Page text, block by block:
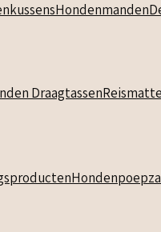
Hondenmanden
Draagtassen